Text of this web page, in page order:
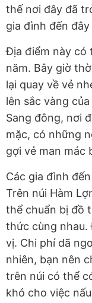
thế nơi đây đã
gia đình đến
Địa điểm này có
năm. Bây giờ
lại quay về vẻ
lên sắc vàng
Sang đông, nơi
mặc, có những
gợi vẻ man mác
Các gia đình
Trên núi Hàm
thể chuẩn bị đồ
thức cùng
vị. Chi phí dã
nhiên, bạn nên
trên núi có thể
khó cho việc